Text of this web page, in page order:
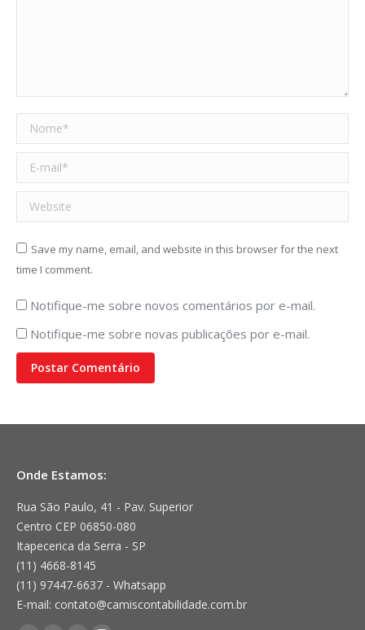
Nome *
E-mail *
Website
Save my name, email, and website in this browser for the next
time I comment.
Notifique-me sobre novos comentários por e-mail.
Notifique-me sobre novas publicações por e-mail.
Postar Comentário
Onde Estamos:
Rua São Paulo, 41 - Pav. Superior
Centro CEP 06850-080
Itapecerica da Serra - SP
(11) 4668-8145
(11) 97447-6637 - Whatsapp
E-mail: contato@camiscontabilidade.com.br